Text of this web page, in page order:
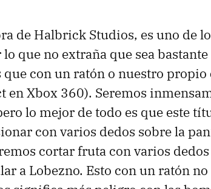
de Halbrick Studios, es uno de
que no extraña que sea
que con un ratón o nuestro
en Xbox 360). Seremos
lo mejor de todo es que este
con varios dedos sobre la
cortar fruta con varios
a Lobezno. Esto con un ratón